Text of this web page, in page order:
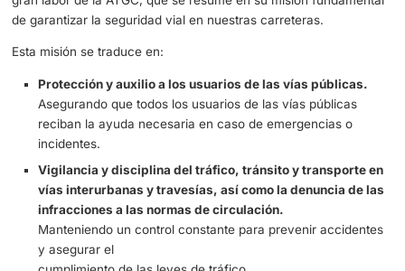
EcoDriver Mobility University (EMU ) queremos
gran labor de la ATGC, que se resume en su misión
de garantizar la seguridad vial en nuestras carreteras.
Esta misión se traduce en:
Protección y auxilio a los usuarios de las vías
Asegurando que todos los usuarios de las vías
reciban la ayuda necesaria en caso de